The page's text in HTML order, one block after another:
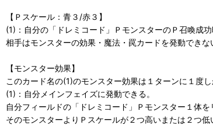
【Ｐスケール：青３/赤３】
(1)：自分の「ドレミコード」ＰモンスターのＰ召喚成功
相手はモンスターの効果・魔法・罠カードを発動できな
【モンスター効果】
このカード名の(1)のモンスター効果は１ターンに１度し
(1)：自分メインフェイズに発動できる。
自分フィールドの「ドレミコード」Ｐモンスター１体を
そのモンスターよりＰスケールが２つ高いまたは２つ低